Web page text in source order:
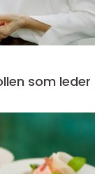
som leder